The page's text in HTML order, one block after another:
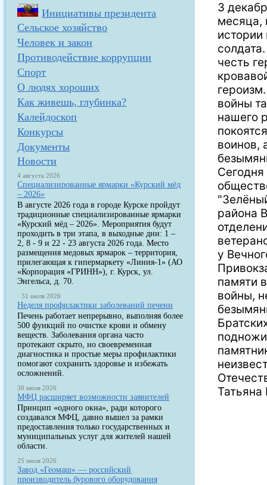
Инициативы президента
Сельское хозяйство
Человек и закон
Противодействие коррупции
Спорт
О людях хороших
Как живешь, глубинка?
Калейдоскоп
Конкурсы
Документы
Новости
4 августа 2026
Специализированные ярмарки «Курский мёд
– 2026»
В августе 2026 года в городе Курске пройдут
традиционные специализированные ярмарки
«Курский мёд – 2026». Мероприятия будут
проходить в три этапа, в выходные дни: 1 –
2, 8 - 9 и 22 - 23 августа 2026 года. Место
размещения медовых ярмарок – территория,
прилегающая к гипермаркету «Линия-1» (АО
«Корпорация «ГРИНН»), г. Курск, ул.
Энгельса, д. 70.
31 июля 2026
Неделя профилактики заболеваний печени
Печень работает непрерывно, выполняя более
500 функций по очистке крови и обмену
веществ. Заболевания органа часто
протекают скрыто, но своевременная
диагностика и простые меры профилактики
помогают сохранить здоровье и избежать
осложнений.
30 июля 2026
МФЦ расширяет возможности заявителей
Принцип «одного окна», ради которого
создавался МФЦ, давно вышел за рамки
предоставления только государственных и
муниципальных услуг для жителей нашей
области.
25 июля 2026
Завод «Геомаш» — российский
производитель бурового оборудования
3
месяца,
честь
героизм.
войны
нашего
воинов,
района
у
памяти
войны,